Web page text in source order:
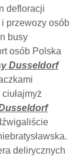
defloracji
przewozy osób
busy
osób Polska
Dusseldorf
delirycznych